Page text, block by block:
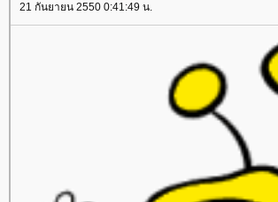
21 กันยายน 2550 0:41:49 น.